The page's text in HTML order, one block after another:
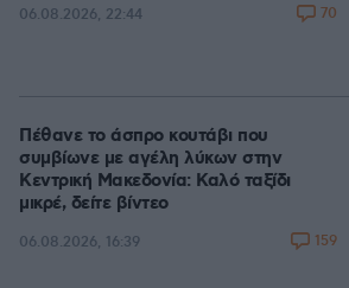
06.08.2026, 22:44 70
Πέθανε το άσπρο κουτάβι που
συμβίωνε με αγέλη λύκων στην
Κεντρική Μακεδονία: Καλό ταξίδι
μικρέ, δείτε βίντεο
06.08.2026, 16:39 159